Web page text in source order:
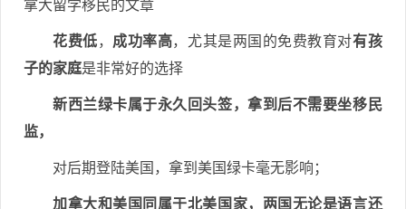
拿大留学移民的文章
花费低， 成功率高，尤其是两国的免费教育对有孩
子的家庭是非常好的选择
新西兰绿卡属于永久回头签，拿到后不需要坐移民
监，
对后期登陆美国，拿到美国绿卡毫无影响；
加拿大和美国同属于北美国家，两国无论是语言还